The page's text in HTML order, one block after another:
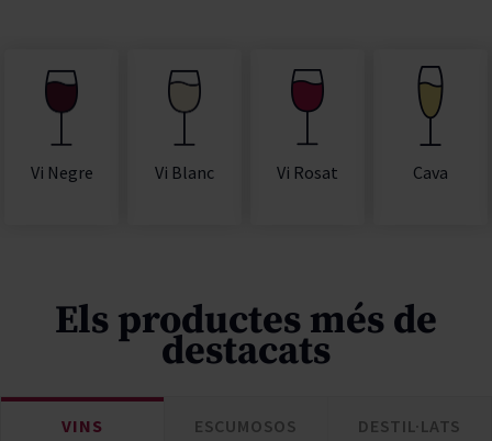
Vi Negre Vi Blanc Vi Rosat Cava
Els productes més de
destacats
VINS ESCUMOSOS DESTIL·LATS